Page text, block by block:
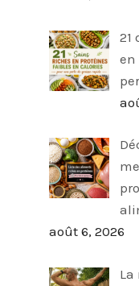
21
en
août 6, 2026